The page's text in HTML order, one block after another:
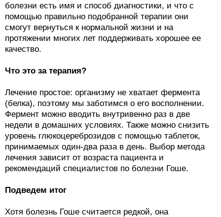
болезни есть имя и способ диагностики, и что с
помощью правильно подобранной терапии они
смогут вернуться к нормальной жизни и на
протяжении многих лет поддерживать хорошее ее
качество.
Что это за терапия?
Лечение простое: организму не хватает фермента
(белка), поэтому мы заботимся о его восполнении.
Фермент можно вводить внутривенно раз в две
недели в домашних условиях. Также можно снизить
уровень глюкоцереброзидов с помощью таблеток,
принимаемых один-два раза в день. Выбор метода
лечения зависит от возраста пациента и
рекомендаций специалистов по болезни Гоше.
Подведем итог
Хотя болезнь Гоше считается редкой, она